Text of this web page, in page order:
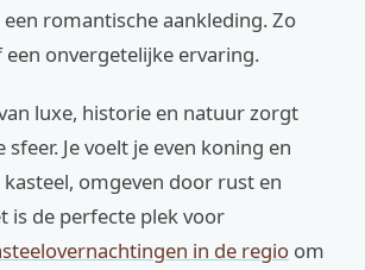
romantische aankleding. Zo
onvergetelijke ervaring.
luxe, historie en natuur zorgt
Je voelt je even koning en
omgeven door rust en
is de perfecte plek voor
in de regio om